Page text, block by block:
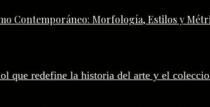
Contemporáneo: Morfología, Estilos y